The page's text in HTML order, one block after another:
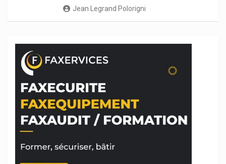
Jean Legrand Polorigni